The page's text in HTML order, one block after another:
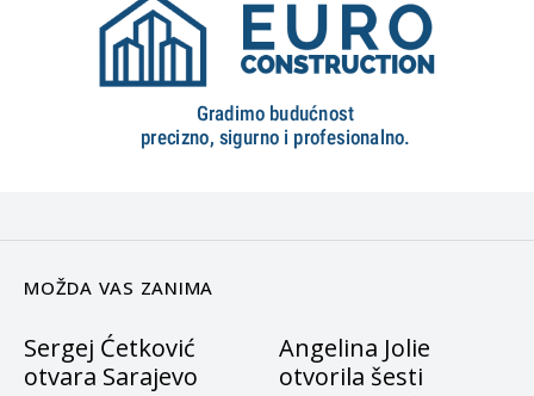
MOŽDA VAS ZANIMA
Sergej Ćetković
otvara Sarajevo
Angelina Jolie
otvorila šesti